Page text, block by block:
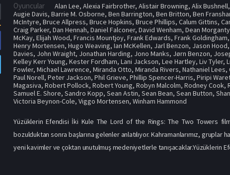
Oyuncular Alan Lee,Alexia Fairbrother,Alistair Browning,Alix Bushnell
Augie Davis,Barrie M. Osborne,Ben Barrington,Ben Britton,Ben
McIntyre,Bruce Allpress,Bruce Hopkins,Bruce Phillips,Calum Gittins,
Craig Parker,Dan Hennah,Daniel Falconer,David Wenham,Dean Morganty
McKay,Elijah Wood,Francis Mountjoy,Frank Edwards,Frank Goldingham
Henry Mortensen,Hugo Weaving,Ian McKellen, Jarl Benzon, Jason Hood,
Davies, John Wraight, Jonathan Harding, Jono Manks, Jørn Benzon,
Kelley Kerr Young,Kester Fordham,Lani Jackson,Lee Hartley,Liv Tyler,
Fowler,Michael Lawrence,Miranda Otto,Miranda Rivers,Nathaniel Lees,
Paul Norell,Peter Jackson,Phil Grieve,Phillip Spencer-Harris,Piripi
Magasiva,Robert Pollock,Robert Young,Robyn Malcolm,Rodney Cook,
Samuel E. Shore,Sandro Kopp,Sean Astin,Sean Bean,Sean Button,
Victoria Beynon-Cole,Viggo Mortensen,Winham Hammond
Yüzüklerin Efendisi İki Kule The Lord of the Rings: The Two Towers
bozulduktan sonra başlarına gelenler anlatılıyor. Kahramanlarımız,
yeni kavimler ve çoktan unutulmuş medeniyetlerle tanışacaklar.Yüzüklerin